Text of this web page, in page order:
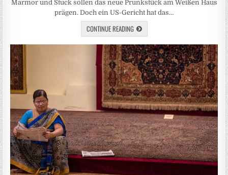
Marmor und Stuck sollen das neue Prunkstück am Weißen Haus
prägen. Doch ein US-Gericht hat das…
CONTINUE READING